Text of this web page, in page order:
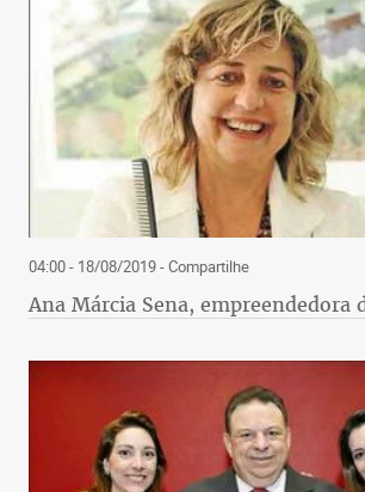
04:00 - 18/08/2019- Compartilhe
Ana Márcia Sena, empreendedora